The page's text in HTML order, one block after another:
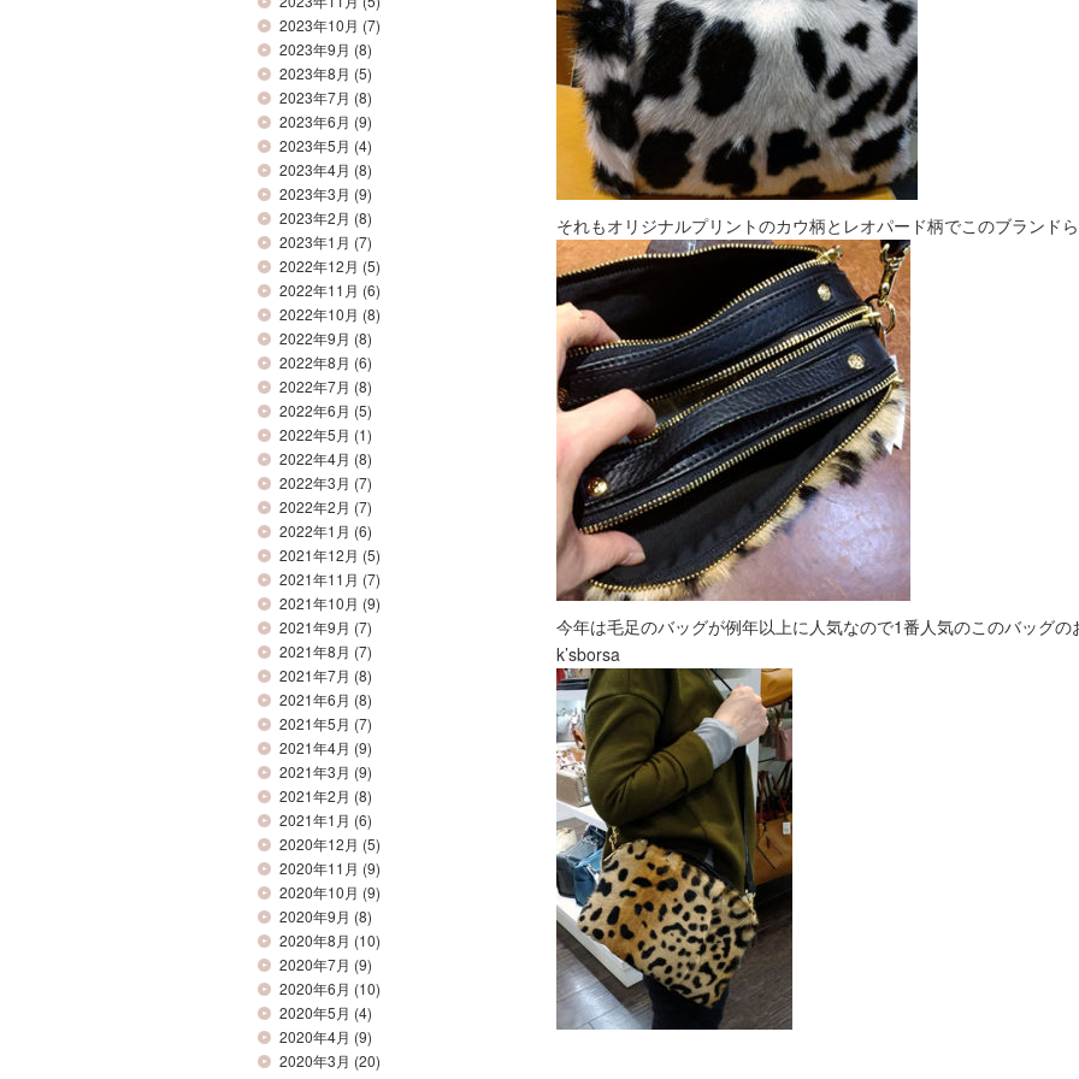
2023年10月 (7)
2023年9月 (8)
2023年8月 (5)
2023年7月 (8)
2023年6月 (9)
2023年5月 (4)
2023年4月 (8)
2023年3月 (9)
2023年2月 (8)
2023年1月 (7)
2022年12月 (5)
2022年11月 (6)
2022年10月 (8)
2022年9月 (8)
2022年8月 (6)
2022年7月 (8)
2022年6月 (5)
2022年5月 (1)
2022年4月 (8)
2022年3月 (7)
2022年2月 (7)
2022年1月 (6)
2021年12月 (5)
2021年11月 (7)
2021年10月 (9)
2021年9月 (7)
2021年8月 (7)
2021年7月 (8)
2021年6月 (8)
2021年5月 (7)
2021年4月 (9)
2021年3月 (9)
2021年2月 (8)
2021年1月 (6)
2020年12月 (5)
2020年11月 (9)
2020年10月 (9)
2020年9月 (8)
2020年8月 (10)
2020年7月 (9)
2020年6月 (10)
2020年5月 (4)
2020年4月 (9)
2020年3月 (20)
それもオリジナルプリントのカウ柄とレオパード柄でこのブランド
今年は毛足のバッグが例年以上に人気なので1番人気のこのバッグ
k’sborsa